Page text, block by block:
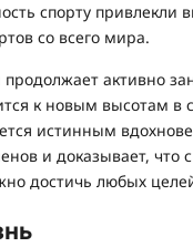
спорту привлекли
со всего мира.
активно
к новым высотам в
истинным
и доказывает, что
достичь любых